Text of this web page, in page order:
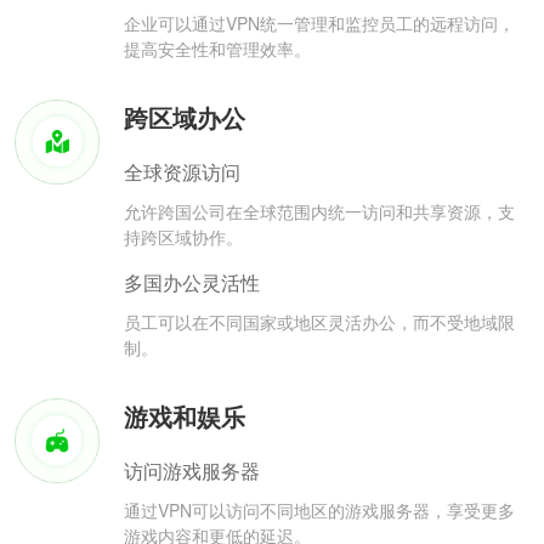
企业可以通过VPN统一管理和监控员工的远程访问，
提高安全性和管理效率。
跨区域办公
全球资源访问
允许跨国公司在全球范围内统一访问和共享资源，支
持跨区域协作。
多国办公灵活性
员工可以在不同国家或地区灵活办公，而不受地域限
制。
游戏和娱乐
访问游戏服务器
通过VPN可以访问不同地区的游戏服务器，享受更多
游戏内容和更低的延迟。